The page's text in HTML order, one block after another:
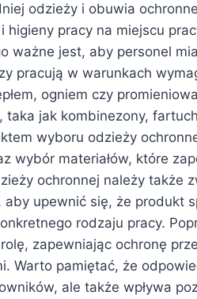
odzieży i obuwia
higieny pracy na miejscu
ważne jest, aby personel
pracują w warunkach
ogniem czy
taka jak kombinezony,
wyboru odzieży
wybór materiałów, które
ochronnej należy także
upewnić się, że produkt
rodzaju pracy.
zapewniając ochronę
Warto pamiętać, że
ale także wpływa